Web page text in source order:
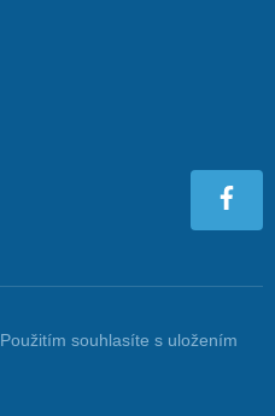
Použitím souhlasíte s uložením